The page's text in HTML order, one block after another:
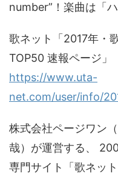
number”！楽曲は「
歌ネット「2017年・
TOP50 速報ページ」
https://www.uta-
net.com/user/info/
株式会社ページワン
哉）が運営する、
専門サイト「歌ネッ